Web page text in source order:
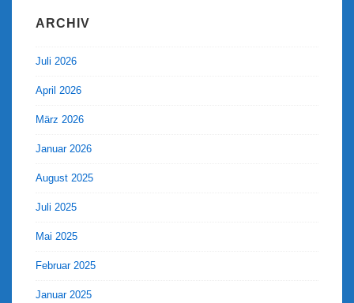
ARCHIV
Juli 2026
April 2026
März 2026
Januar 2026
August 2025
Juli 2025
Mai 2025
Februar 2025
Januar 2025